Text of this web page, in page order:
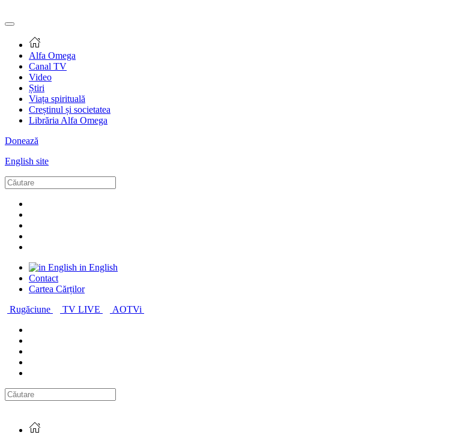
Alfa Omega
Canal TV
Video
Știri
Viața spirituală
Creștinul și societatea
Librăria Alfa Omega
Donează
English site
in English
Contact
Cartea Cărților
Rugăciune
TV LIVE AOTVi